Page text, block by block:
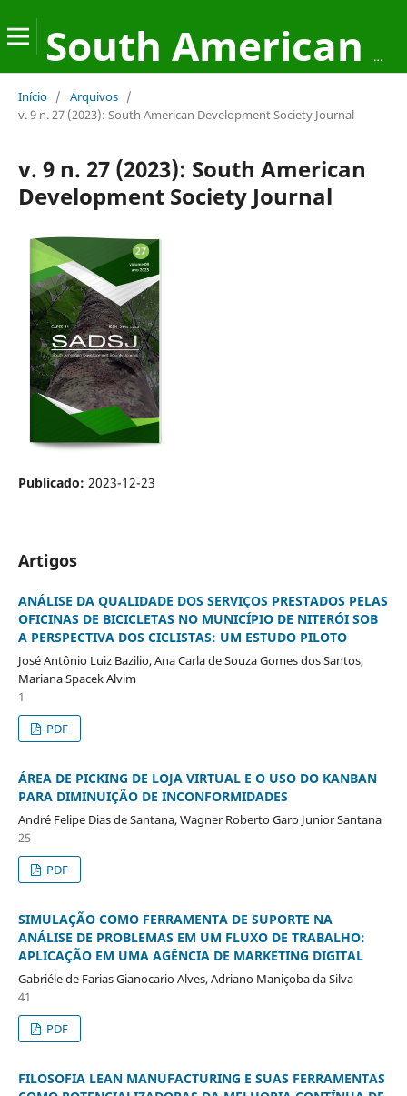
South American Development Society Journal
Início / Arquivos /
v. 9 n. 27 (2023): South American Development Society Journal
v. 9 n. 27 (2023): South American
Development Society Journal
Publicado: 2023-12-23
Artigos
ANÁLISE DA QUALIDADE DOS SERVIÇOS PRESTADOS PELAS
OFICINAS DE BICICLETAS NO MUNICÍPIO DE NITERÓI SOB
A PERSPECTIVA DOS CICLISTAS: UM ESTUDO PILOTO
José Antônio Luiz Bazilio, Ana Carla de Souza Gomes dos Santos,
Mariana Spacek Alvim
1
PDF
ÁREA DE PICKING DE LOJA VIRTUAL E O USO DO KANBAN
PARA DIMINUIÇÃO DE INCONFORMIDADES
André Felipe Dias de Santana, Wagner Roberto Garo Junior Santana
25
PDF
SIMULAÇÃO COMO FERRAMENTA DE SUPORTE NA
ANÁLISE DE PROBLEMAS EM UM FLUXO DE TRABALHO:
APLICAÇÃO EM UMA AGÊNCIA DE MARKETING DIGITAL
Gabriéle de Farias Gianocario Alves, Adriano Maniçoba da Silva
41
PDF
FILOSOFIA LEAN MANUFACTURING E SUAS FERRAMENTAS